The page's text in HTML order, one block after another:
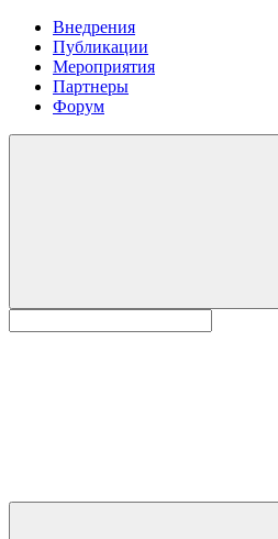
Внедрения
Публикации
Мероприятия
Партнеры
Форум